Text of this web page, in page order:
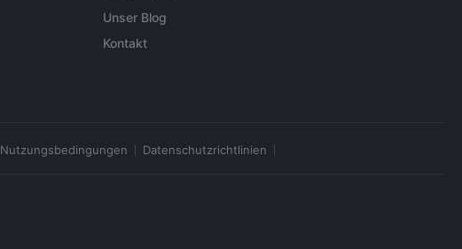
Unser Blog
Kontakt
Nutzungsbedingungen Datenschutzrichtlinien